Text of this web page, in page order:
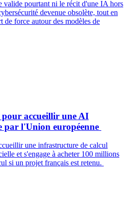
valide pourtant ni le récit d'une IA hors
devenue obsolète, tout en
de force autour des modèles de
accueillir une AI
par l'Union européenne
une infrastructure de calcul
et s'engage à acheter 100 millions
si un projet français est retenu.